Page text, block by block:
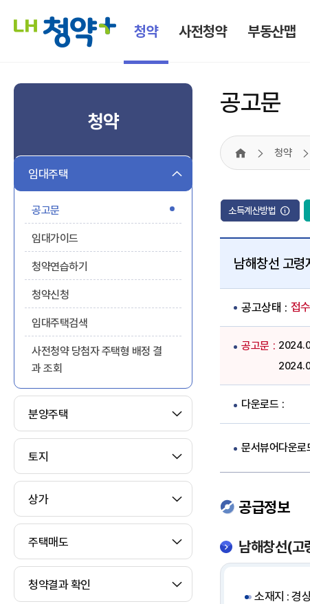
청약 사전청약 부동산맵
청약
임대주택
공고문
임대가이드
청약연습하기
청약신청
임대주택검색
사전청약 당첨자 주택형 배정 결
과 조회
분양주택
토지
상가
주택매도
청약결과 확인
공고문
HOME청약
소득계산방법
남해창선 고
공고상태 접
공고문
다운로드
문서뷰어다운로
공급정보
남해창선(고
소재지 : 경